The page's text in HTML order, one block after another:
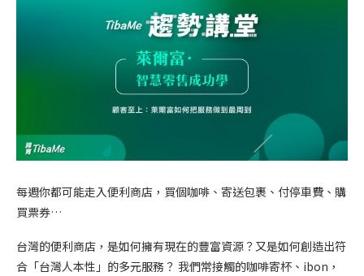
每週你都可能走入便利商店，買個咖啡、寄送包裹、付停車費、購
買票券…
台灣的便利商店，是如何擁有現在的豐富資源？又是如何創造出符
合「台灣人本性」的多元服務？ 我們常接觸的咖啡寄杯、ibon，